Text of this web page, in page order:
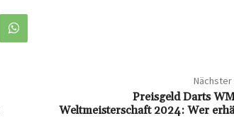
Preisgeld Darts
Weltmeisterschaft 2024: Wer